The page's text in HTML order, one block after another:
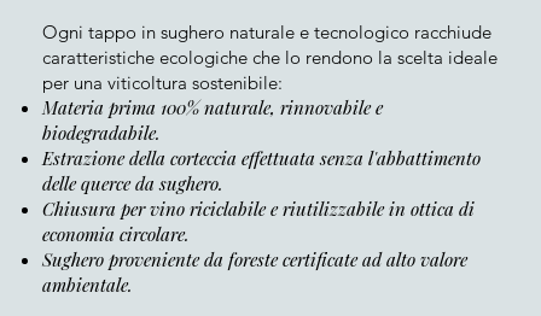
Ogni tappo in sughero naturale e tecnologico racchiude
caratteristiche ecologiche che lo rendono la scelta ideale
per una viticoltura sostenibile:
Materia prima 100% naturale, rinnovabile e
biodegradabile.
Estrazione della corteccia effettuata senza l'abbattimento
delle querce da sughero.
Chiusura per vino riciclabile e riutilizzabile in ottica di
economia circolare.
Sughero proveniente da foreste certificate ad alto valore
ambientale.